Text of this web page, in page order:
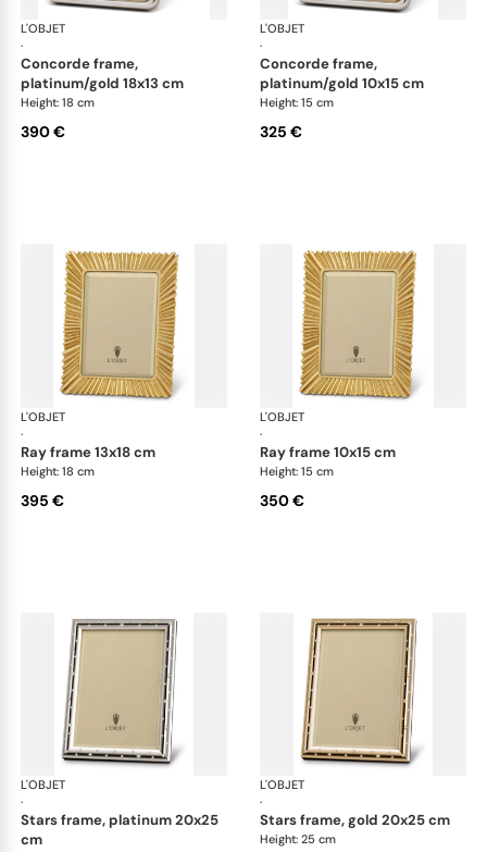
L'OBJET
·
Picture Frames
concorde frame,
platinum/gold 18x13 cm
Height: 18 cm
390 €
L'OBJET
·
concorde frame,
platinum/gold 10x15 cm
Height: 15 cm
325 €
L'OBJET
·
Picture Frames
ray frame 13x18 cm
Height: 18 cm
395 €
L'OBJET
·
ray frame 10x15 cm
Height: 15 cm
350 €
L'OBJET
·
Picture Frames
stars frame, platinum 20x25
cm
L'OBJET
·
stars frame, gold 20x25 cm
Height: 25 cm